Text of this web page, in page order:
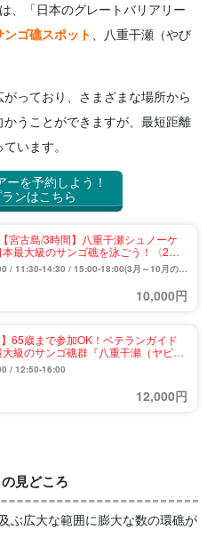
、「日本のグレートバリアリー
ゴ礁スポット、八重干瀬（やび
っており、さまざまな場所から
うことができますが、最短距離
います。
ーを予約しよう！
ンはこちら
宮古島/3時間】八重干瀬シュノーケ
最大級のサンゴ礁を泳ごう！〈2～3
対応OK〉《水中カメラ無料・写真
）
/ 11:30-14:30 / 15:00-18:00(3月～10月の
～1月のみ)
10,000円
】65歳まで参加OK！ベテランガイド
級のサンゴ礁群『八重干瀬（ヤビ
ーケリングツアー（No.856）
/ 12:50-16:00
12,000円
見どころ
ぶ広大な範囲に膨大な数の環礁が